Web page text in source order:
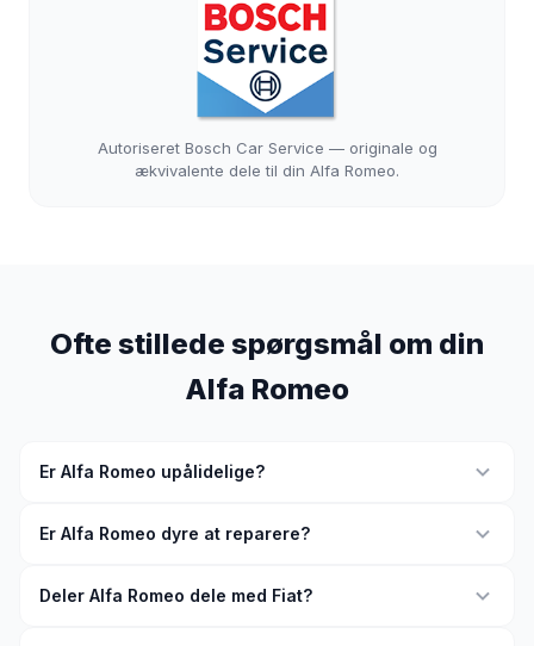
Autoriseret Bosch Car Service — originale og
ækvivalente dele til din Alfa Romeo.
Ofte stillede spørgsmål om din
Alfa Romeo
Er Alfa Romeo upålidelige?
Er Alfa Romeo dyre at reparere?
Deler Alfa Romeo dele med Fiat?